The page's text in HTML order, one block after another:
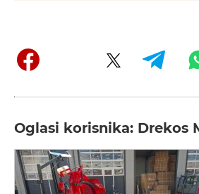
Oglasi korisnika: Drekos